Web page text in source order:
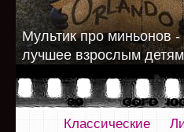
Мультик про миньонов -
лучшее взрослым детям
Классические